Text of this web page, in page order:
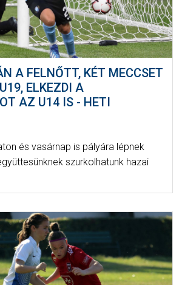
A FELNŐTT, KÉT MECCSET
ELKEZDI A
AZ U14 IS - HETI
és vasárnap is pályára lépnek
szurkolhatunk hazai